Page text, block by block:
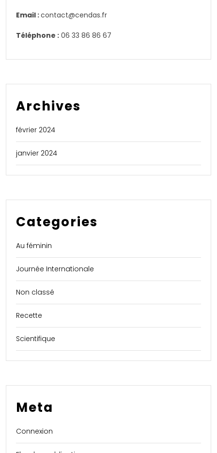
Email :contact@cendas.fr
Téléphone : 06 33 86 86 67
Archives
février 2024
janvier 2024
Categories
Au féminin
Journée Internationale
Non classé
Recette
Scientifique
Meta
Connexion